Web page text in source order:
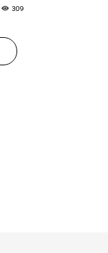
309